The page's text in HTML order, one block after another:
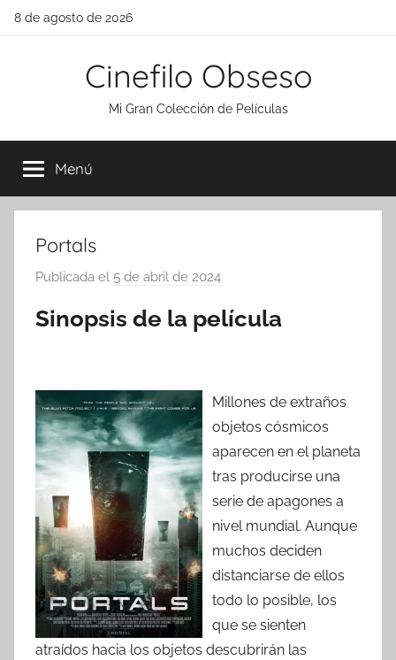
Saltar
8 de agosto de 2026
Cinefilo Obseso
Mi Gran Colección de Películas
Menú
Portals
Publicada el 5 de abril de 2024
r
Sinopsis de la película
Millones de extraños
objetos cósmicos
aparecen en el planeta
tras producirse una
serie de apagones a
nivel mundial. Aunque
muchos deciden
distanciarse de ellos
todo lo posible, los
que se sienten
atraídos hacia los objetos descubrirán las